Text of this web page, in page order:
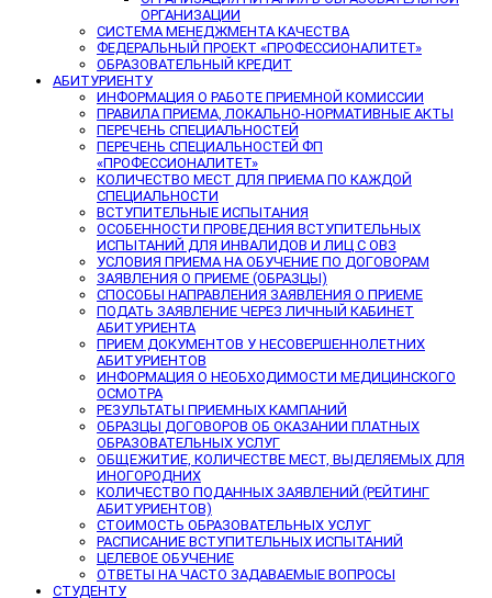
ОРГАНИЗАЦИИ
СИСТЕМА МЕНЕДЖМЕНТА КАЧЕСТВА
ФЕДЕРАЛЬНЫЙ ПРОЕКТ «ПРОФЕССИОНАЛИТЕТ»
ОБРАЗОВАТЕЛЬНЫЙ КРЕДИТ
АБИТУРИЕНТУ
ИНФОРМАЦИЯ О РАБОТЕ ПРИЕМНОЙ КОМИССИИ
ПРАВИЛА ПРИЕМА, ЛОКАЛЬНО-НОРМАТИВНЫЕ АКТЫ
ПЕРЕЧЕНЬ СПЕЦИАЛЬНОСТЕЙ
ПЕРЕЧЕНЬ СПЕЦИАЛЬНОСТЕЙ ФП
«ПРОФЕССИОНАЛИТЕТ»
КОЛИЧЕСТВО МЕСТ ДЛЯ ПРИЕМА ПО КАЖДОЙ
СПЕЦИАЛЬНОСТИ
ВСТУПИТЕЛЬНЫЕ ИСПЫТАНИЯ
ОСОБЕННОСТИ ПРОВЕДЕНИЯ ВСТУПИТЕЛЬНЫХ
ИСПЫТАНИЙ ДЛЯ ИНВАЛИДОВ И ЛИЦ С ОВЗ
УСЛОВИЯ ПРИЕМА НА ОБУЧЕНИЕ ПО ДОГОВОРАМ
ЗАЯВЛЕНИЯ О ПРИЕМЕ (ОБРАЗЦЫ)
СПОСОБЫ НАПРАВЛЕНИЯ ЗАЯВЛЕНИЯ О ПРИЕМЕ
ПОДАТЬ ЗАЯВЛЕНИЕ ЧЕРЕЗ ЛИЧНЫЙ КАБИНЕТ
АБИТУРИЕНТА
ПРИЕМ ДОКУМЕНТОВ У НЕСОВЕРШЕННОЛЕТНИХ
АБИТУРИЕНТОВ
ИНФОРМАЦИЯ О НЕОБХОДИМОСТИ МЕДИЦИНСКОГО
ОСМОТРА
РЕЗУЛЬТАТЫ ПРИЕМНЫХ КАМПАНИЙ
ОБРАЗЦЫ ДОГОВОРОВ ОБ ОКАЗАНИИ ПЛАТНЫХ
ОБРАЗОВАТЕЛЬНЫХ УСЛУГ
ОБЩЕЖИТИЕ, КОЛИЧЕСТВЕ МЕСТ, ВЫДЕЛЯЕМЫХ ДЛЯ
ИНОГОРОДНИХ
КОЛИЧЕСТВО ПОДАННЫХ ЗАЯВЛЕНИЙ (РЕЙТИНГ
АБИТУРИЕНТОВ)
СТОИМОСТЬ ОБРАЗОВАТЕЛЬНЫХ УСЛУГ
РАСПИСАНИЕ ВСТУПИТЕЛЬНЫХ ИСПЫТАНИЙ
ЦЕЛЕВОЕ ОБУЧЕНИЕ
ОТВЕТЫ НА ЧАСТО ЗАДАВАЕМЫЕ ВОПРОСЫ
СТУДЕНТУ